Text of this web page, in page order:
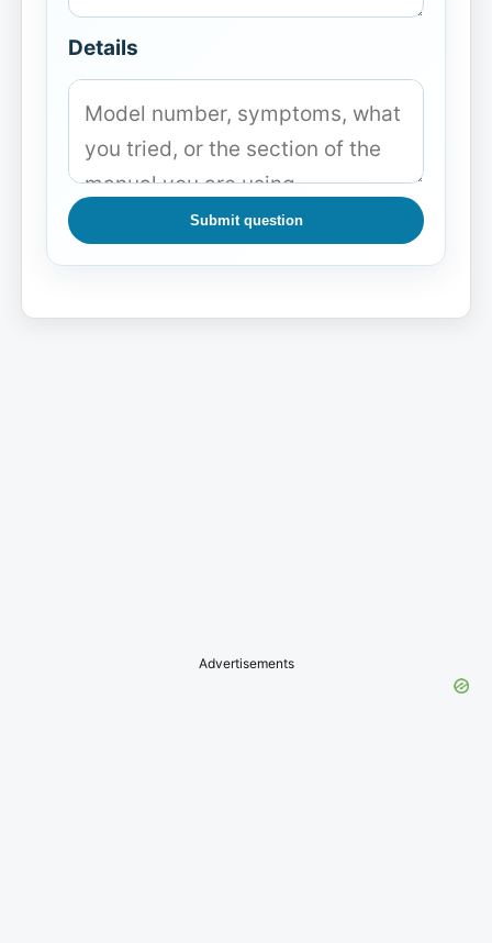
Details
Submit question
Advertisements